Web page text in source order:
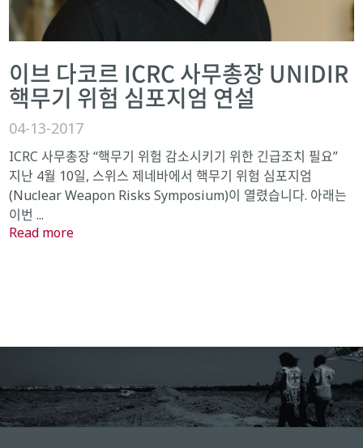
이브 다코르 ICRC 사무총장 UNIDIR
핵무기 위험 심포지엄 연설
04-13-2017
ICRC 사무총장 “핵무기 위험 감소시키기 위한 긴급조치 필요”
지난 4월 10일, 스위스 제네바에서 핵무기 위험 심포지엄
(Nuclear Weapon Risks Symposium)이 열렸습니다. 아래는
이번 ...
Read more